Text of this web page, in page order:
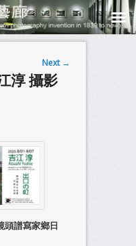
Next →
淳 攝影
頭譜寫家鄉日